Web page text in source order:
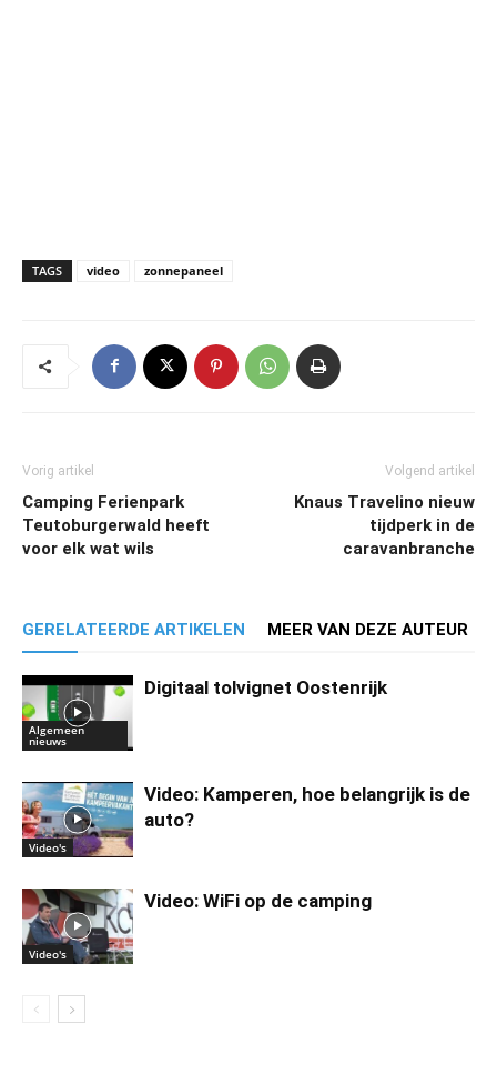
TAGS video zonnepaneel
Vorig artikel
Camping Ferienpark
Teutoburgerwald heeft
voor elk wat wils
Volgend artikel
Knaus Travelino nieuw
tijdperk in de
caravanbranche
GERELATEERDE ARTIKELEN MEER VAN DEZE AUTEUR
Algemeen
nieuws
Digitaal tolvignet Oostenrijk
Video's
Video: Kamperen, hoe belangrijk is de
auto?
Video's
Video: WiFi op de camping